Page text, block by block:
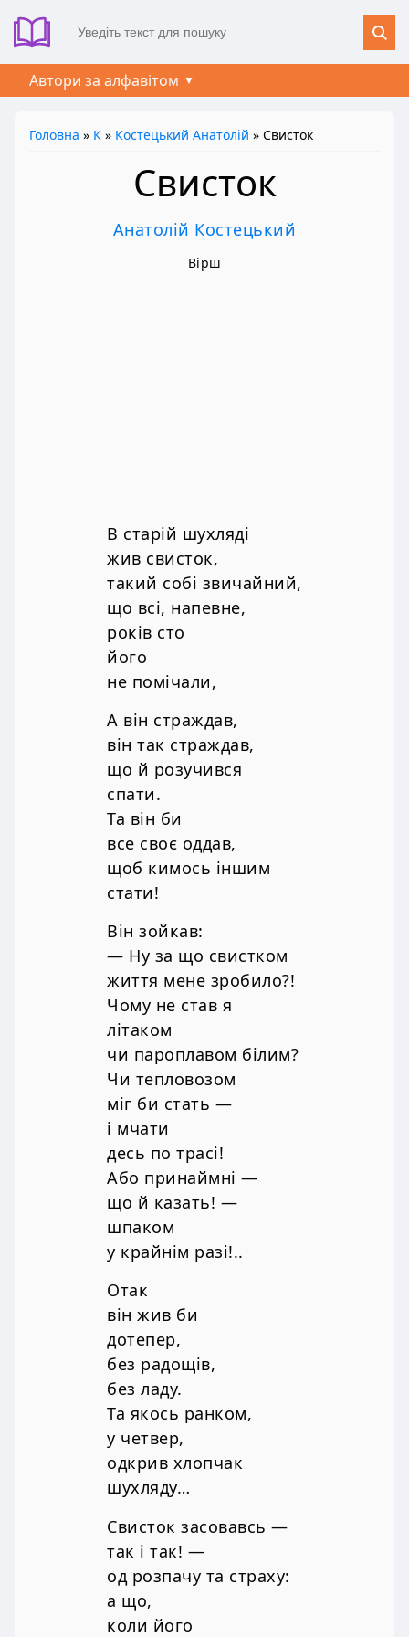
Автори за алфавітом
Головна » К » Костецький Анатолій » Свисток
Свисток
Анатолій Костецький
Вірш
В старій шухляді
жив свисток,
такий собі звичайний,
що всі, напевне,
років сто
його
не помічали,
А він страждав,
він так страждав,
що й розучився
спати.
Та він би
все своє оддав,
щоб кимось іншим
стати!
Він зойкав:
— Ну за що свистком
життя мене зробило?!
Чому не став я
літаком
чи пароплавом білим?
Чи тепловозом
міг би стать —
і мчати
десь по трасі!
Або принаймні —
що й казать! —
шпаком
у крайнім разі!..
Отак
він жив би
дотепер,
без радощів,
без ладу.
Та якось ранком,
у четвер,
одкрив хлопчак
шухляду…
Свисток засовавсь —
так і так! —
од розпачу та страху:
а що,
коли його